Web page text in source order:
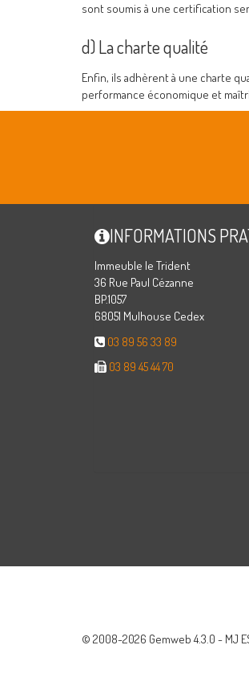
sont soumis à une certification
d) La charte qualité
Enfin, ils adhèrent à une charte
performance économique et
INFORMATIONS
Immeuble le Trident
36 Rue Paul Cézanne
BP.1057
68051 Mulhouse Cedex
03 89 56 33 89
03 89 45 44 70
© 2008-2026 Gemweb 4.3.0 - MJ